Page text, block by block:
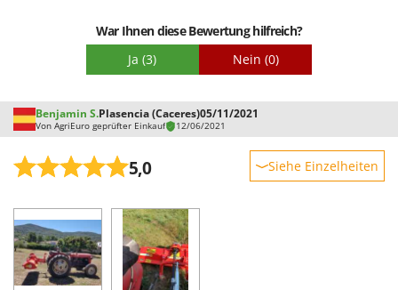
War Ihnen diese Bewertung hilfreich?
Ja (3) Nein (0)
Benjamin S.Plasencia (Caceres)05/11/2021
Von AgriEuro geprüfter Einkauf 12/06/2021
5,0 Siehe Einzelheiten
Leistung
Benutzerfreundlichkeit
Qualität / Preis